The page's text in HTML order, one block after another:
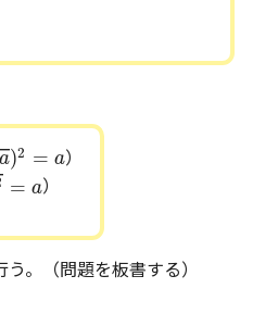
a)2 = a
2=a ）
= a
a
）
。（問題を板書する）